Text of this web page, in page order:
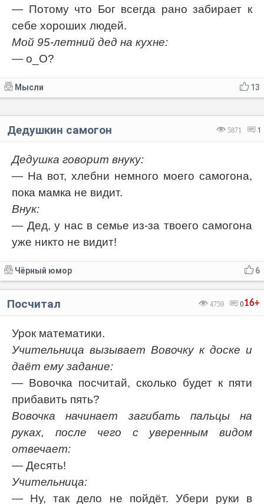
— Потому что Бог всегда рано забирает к
себе хороших людей.
Мой 95-летний дед на кухне:
— о_О?
13
Мысли
5871 1
Дедушкин самогон
Дедушка говорит внуку:
— На вот, хлебни немного моего самогона,
пока мамка не видит.
Внук:
— Дед, у нас в семье из-за твоего самогона
уже никто не видит!
6
Чёрный юмор
16+
4759 0
Посчитал
Урок математики.
Учительница вызывает Вовочку к доске и
даёт ему задание:
— Вовочка посчитай, сколько будет к пяти
прибавить пять?
Вовочка начинает загибать пальцы на
руках, после чего с уверенным видом
отвечает:
— Десять!
Учительница:
— Ну, так дело не пойдёт. Убери руки в